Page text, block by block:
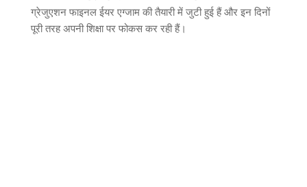
ग्रेजुएशन फाइनल ईयर एग्जाम की तैयारी में जुटी हुई हैं और इन दिनों
पूरी तरह अपनी शिक्षा पर फोकस कर रही हैं।